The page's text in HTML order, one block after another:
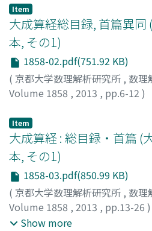
ウItem
大成算経総目録, 首篇異同
本, その1)
1858-02.pdf(751.92 KB)
( 京都大学数理解析研究所 , 数理
Volume 1858 , 2013 , pp.6-12 )
Item
大成算経 : 総目録・首篇 (
本, その1)
1858-03.pdf(850.99 KB)
( 京都大学数理解析研究所 , 数理
Volume 1858 , 2013 , pp.13-26 )
関, 孝和; 建部, 賢明
Show more